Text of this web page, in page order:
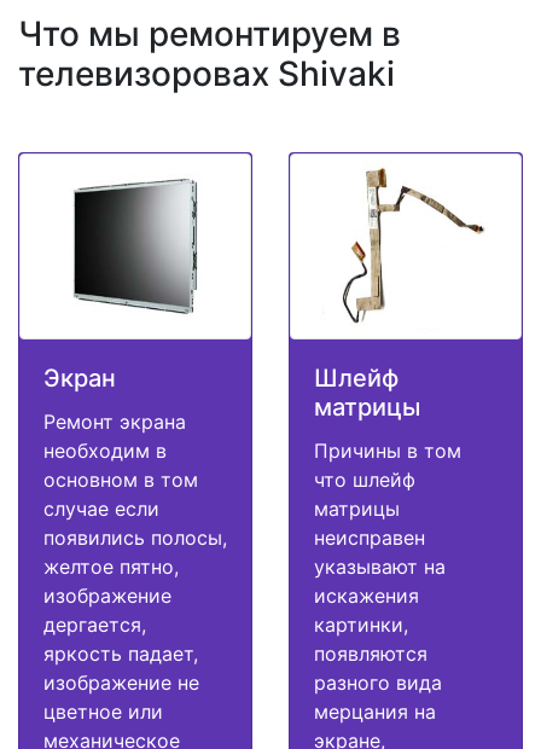
Что мы ремонтируем в
телевизоровах Shivaki
Экран
Ремонт экрана
необходим в
основном в том
случае если
появились полосы,
желтое пятно,
изображение
дергается,
яркость падает,
изображение не
цветное или
механическое
Шлейф
матрицы
Причины в том
что шлейф
матрицы
неисправен
указывают на
искажения
картинки,
появляются
разного вида
мерцания на
экране,